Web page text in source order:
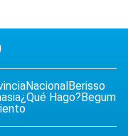
NacionalBerisso
¿Qué Hago?Begum